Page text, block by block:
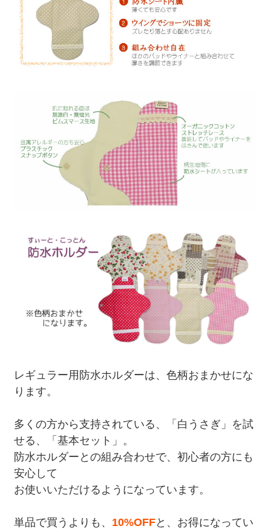
レギュラー用防水ホルダーは、色柄おまかせにな
ります。
多くの方から支持されている、「白うさぎ」を試
せる、「基本セット」。
防水ホルダーとの組み合わせで、初心者の方にも
安心して
お使いいただけるようになっています。
単品で買うよりも、 10%OFFと、お得になってい